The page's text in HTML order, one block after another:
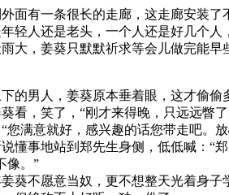
面有一条很长的走廊，这走廊安装
轻人还是老头，一个人还是好几个人
大，姜葵只默默祈求等会儿做完能
的男人，姜葵原本垂着眼，这才偷
看，笑了，“刚才来得晚，只远远瞥
您满意就好，感兴趣的话您带走吧。
懂事地站到郑先生身侧，低低喊：“
像。”
葵不愿意当奴，更不想整天光着身